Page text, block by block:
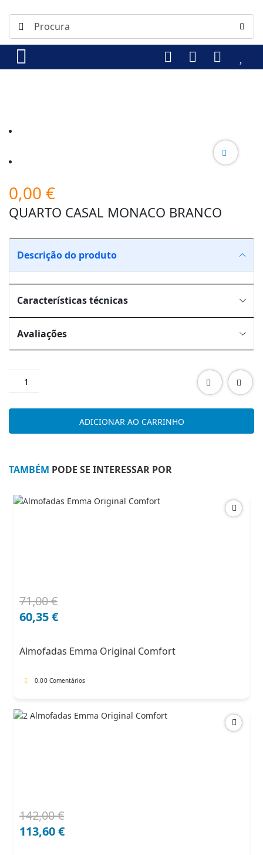
0,00 €
QUARTO CASAL MONACO BRANCO
Descrição do produto
Características técnicas
Avaliações
CASAL
ADICIONAR AO CARRINHO
TAMBÉM PODE SE INTERESSAR POR
71,00€
O
preço
71,00 €.
60,35€
O
preço
60,35 €.
Almofadas Emma Original Comfort
0.00 Comentários
142,00€
O
preço
113,60€
O
preço